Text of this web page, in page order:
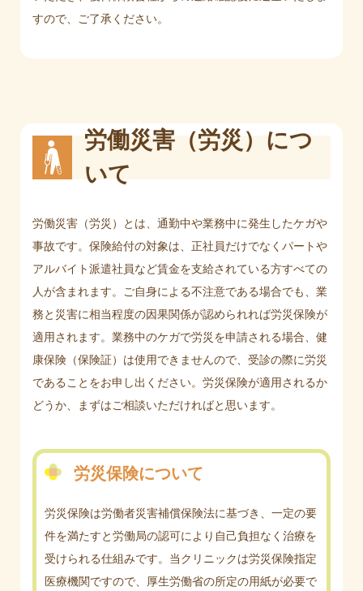
すので、ご了承ください。
労働災害（労災）につ
いて
労働災害（労災）とは、通勤中や業務中に発生したケガや
事故です。保険給付の対象は、正社員だけでなくパートや
アルバイト派遣社員など賃金を支給されている方すべての
人が含まれます。ご自身による不注意である場合でも、業
務と災害に相当程度の因果関係が認められれば労災保険が
適用されます。業務中のケガで労災を申請される場合、健
康保険（保険証）は使用できませんので、受診の際に労災
であることをお申し出ください。労災保険が適用されるか
どうか、まずはご相談いただければと思います。
労災保険について
労災保険は労働者災害補償保険法に基づき、一定の要
件を満たすと労働局の認可により自己負担なく治療を
受けられる仕組みです。当クリニックは労災保険指定
医療機関ですので、厚生労働省の所定の用紙が必要で